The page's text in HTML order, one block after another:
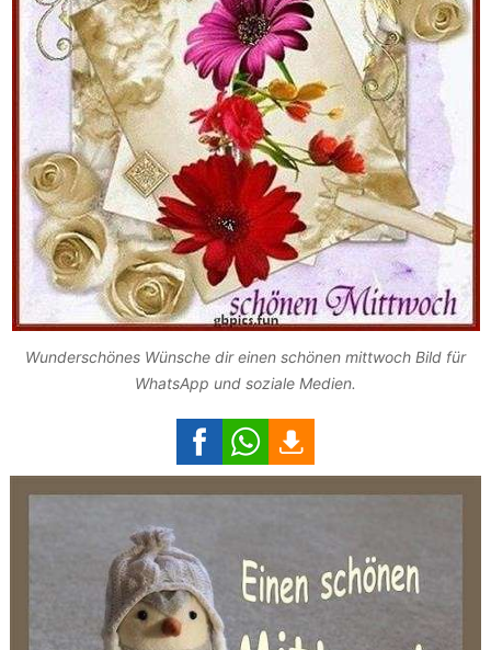
Wunderschönes Wünsche dir einen schönen mittwoch Bild für
WhatsApp und soziale Medien.